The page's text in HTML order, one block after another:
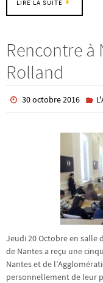
LIRE LA SUITE
Rencontre à
Rolland
30 octobre 2016
Jeudi 20 Octobre en salle
de Nantes a reçu une
Nantes et de
personnellement de leur